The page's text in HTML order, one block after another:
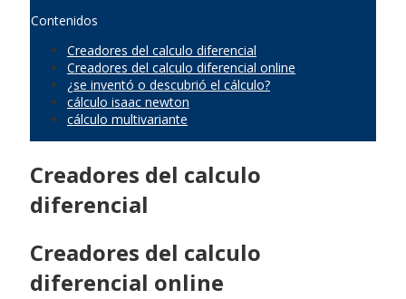
Contenidos
Creadores del calculo diferencial
Creadores del calculo diferencial online
¿se inventó o descubrió el cálculo?
cálculo isaac newton
cálculo multivariante
Creadores del calculo
diferencial
Creadores del calculo
diferencial online